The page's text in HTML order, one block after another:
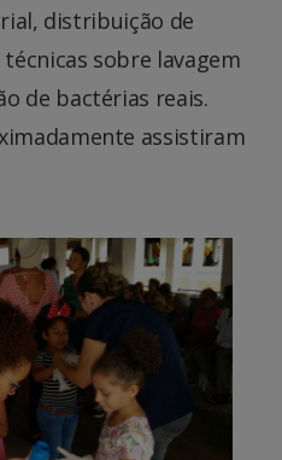
distribuição de
sobre lavagem
de bactérias reais.
assistiram